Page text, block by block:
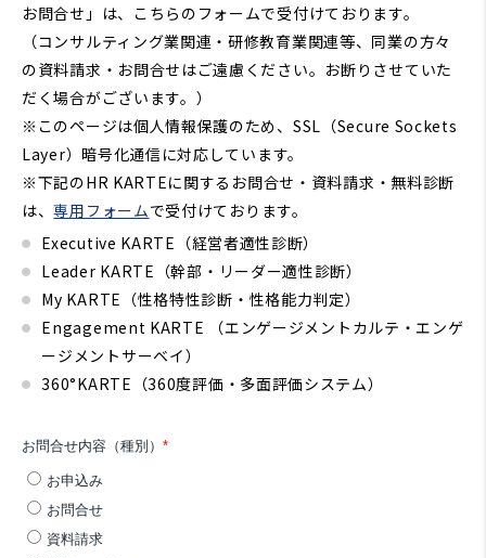
お問合せ」は、こちらのフォームで受付けております。
（コンサルティング業関連・研修教育業関連等、同業の方々
の資料請求・お問合せはご遠慮ください。お断りさせていた
だく場合がございます。）
※このページは個人情報保護のため、SSL（Secure Sockets
Layer）暗号化通信に対応しています。
※下記のHR KARTEに関するお問合せ・資料請求・無料診断
は、専用フォームで受付けております。
Executive KARTE（経営者適性診断）
Leader KARTE（幹部・リーダー適性診断）
My KARTE（性格特性診断・性格能力判定）
Engagement KARTE （エンゲージメントカルテ・エンゲ
ージメントサーベイ）
360°KARTE（360度評価・多面評価システム）